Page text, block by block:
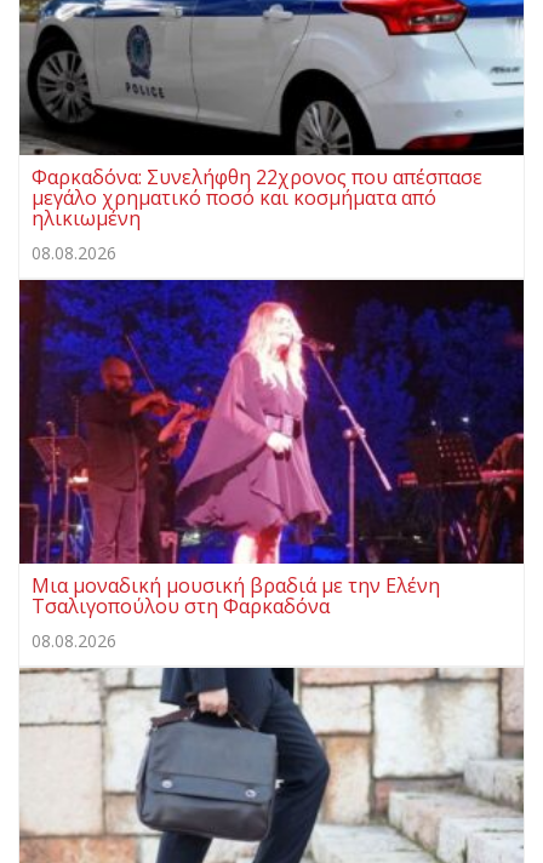
Φαρκαδόνα: Συνελήφθη 22χρονος που απέσπασε
μεγάλο χρηματικό ποσό και κοσμήματα από
ηλικιωμένη
08.08.2026
Μια μοναδική μουσική βραδιά με την Ελένη
Τσαλιγοπούλου στη Φαρκαδόνα
08.08.2026